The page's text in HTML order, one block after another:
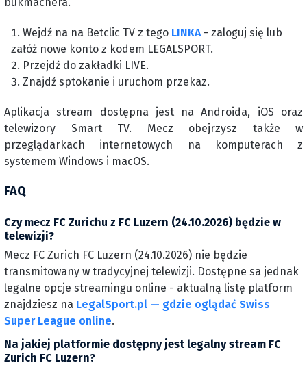
Wejdź na na Betclic TV z tego LINKA- zaloguj się lub
załóż nowe konto z kodem LEGALSPORT.
Przejdź do zakładki LIVE.
Znajdź sptokanie i uruchom przekaz.
Aplikacja stream dostępna jest na Androida, iOS oraz
telewizory Smart TV. Mecz obejrzysz także w
przeglądarkach internetowych na komputerach z
systemem Windows i macOS.
FAQ
Czy mecz FC Zurichu z FC Luzern (24.10.2026) będzie w
telewizji?
Mecz FC Zurich FC Luzern (24.10.2026) nie będzie
transmitowany w tradycyjnej telewizji. Dostępne sa jednak
legalne opcje streamingu online - aktualną listę platform
znajdziesz na LegalSport.pl — gdzie oglądać Swiss
Super League online.
Na jakiej platformie dostępny jest legalny stream FC
Zurich FC Luzern?